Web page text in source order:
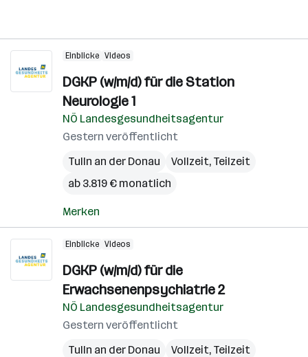
Einblicke Videos
DGKP (w/m/d) für die Station
Neurologie 1
NÖ Landesgesundheitsagentur
Gestern veröffentlicht
Tulln an der Donau
Vollzeit, Teilzeit
ab 3.819 € monatlich
Merken
Einblicke Videos
DGKP (w/m/d) für die
Erwachsenenpsychiatrie 2
NÖ Landesgesundheitsagentur
Gestern veröffentlicht
Tulln an der Donau
Vollzeit, Teilzeit